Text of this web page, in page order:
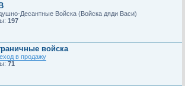
Десантные Войска (Войска дяди Васи)
197
войска
в продажу
71